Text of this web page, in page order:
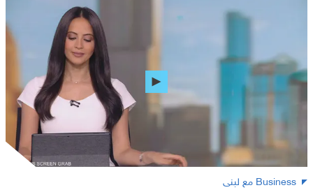
Business مع لبنى